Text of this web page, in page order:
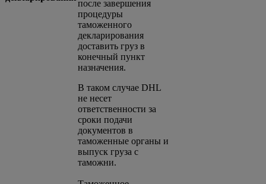
после завершения
процедуры
таможенного
декларирования
доставить груз в
конечный пункт
назначения.
В таком случае DHL
не несет
ответственности за
сроки подачи
документов в
таможенные органы и
выпуск груза с
таможни.